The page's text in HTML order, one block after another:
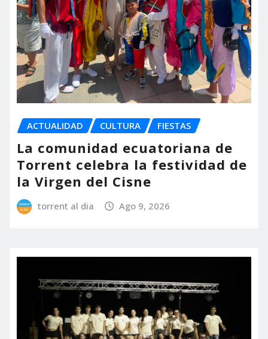
ACTUALIDAD CULTURA FIESTAS
La comunidad ecuatoriana de
Torrent celebra la festividad de
la Virgen del Cisne
torrent al dia Ago 9, 2026